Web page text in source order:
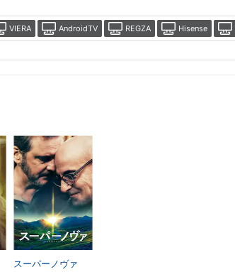
VIERA AndroidTV REGZA Hisense
スーパーノヴァ